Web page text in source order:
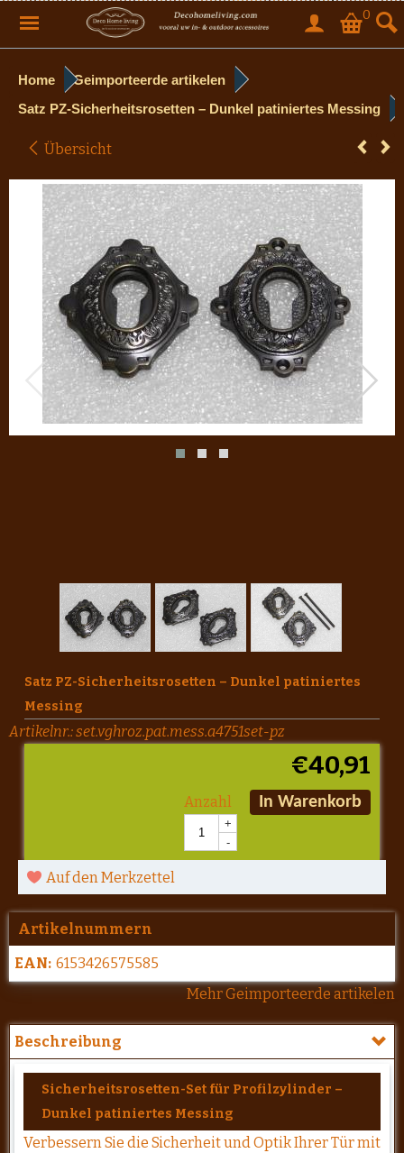
0
Home
Geimporteerde artikelen
Satz PZ-Sicherheitsrosetten – Dunkel patiniertes Messing
Übersicht
Satz PZ-Sicherheitsrosetten – Dunkel patiniertes
Messing
Artikelnr.:set.vghroz.pat.mess.a4751set-pz
€40,91
Anzahl
+
-
In Warenkorb
Auf den Merkzettel
Artikelnummern
EAN: 6153426575585
Mehr Geimporteerde artikelen
Beschreibung
Sicherheitsrosetten-Set für Profilzylinder –
Dunkel patiniertes Messing
Verbessern Sie die Sicherheit und Optik Ihrer Tür mit